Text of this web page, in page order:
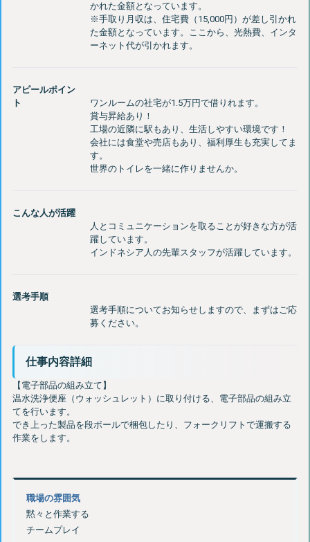
かれた金額となっています。
※手取り月収は、住宅費（15,000円）が差し引かれ
た金額となっています。ここから、光熱費、インタ
アピールポイン
ト
ワンルームの社宅が1.5万円で借りれます。
賞与昇給あり！
工場の近隣に駅もあり、生活しやすい環境です！
会社には食堂や売店もあり、福利厚生も充実してま
す。
こんな人が活躍
人とコミュニケーションを取ることが好きな方が活
躍しています。
選考手順
選考手順についてお知らせしますので、まずはご応
仕事内容詳細
【電子部品の組み立て】
温水洗浄便座（ウォッシュレット）に取り付ける、電子部品の組み立
てを行います。
でき上った製品を段ボールで梱包したり、フォークリフトで運搬する
職場の雰囲気
黙々と作業する
チームプレイ